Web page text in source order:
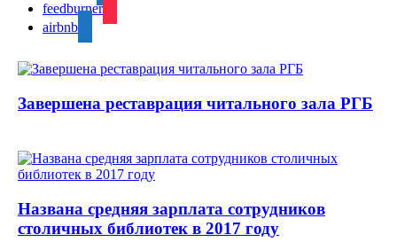
feedburner
airbnb
Завершена реставрация читального зала РГБ
Названа средняя зарплата сотрудников
столичных библиотек в 2017 году